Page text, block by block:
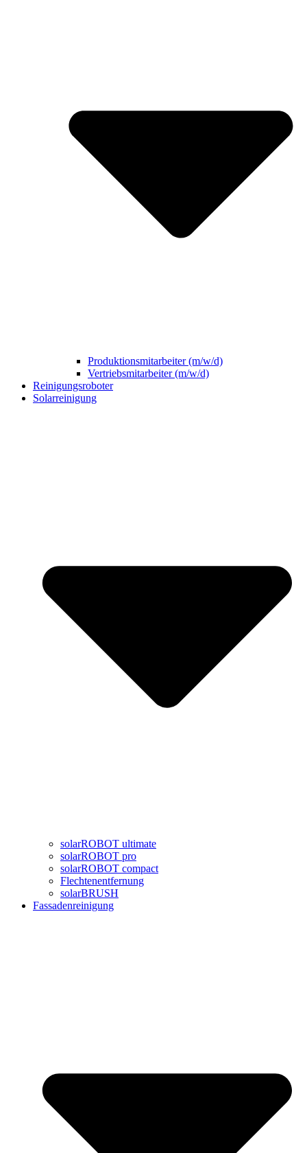
Produktionsmitarbeiter (m/w/d)
Vertriebsmitarbeiter (m/w/d)
Reinigungsroboter
Solarreinigung
solarROBOT ultimate
solarROBOT pro
solarROBOT compact
Flechtenentfernung
solarBRUSH
Fassadenreinigung